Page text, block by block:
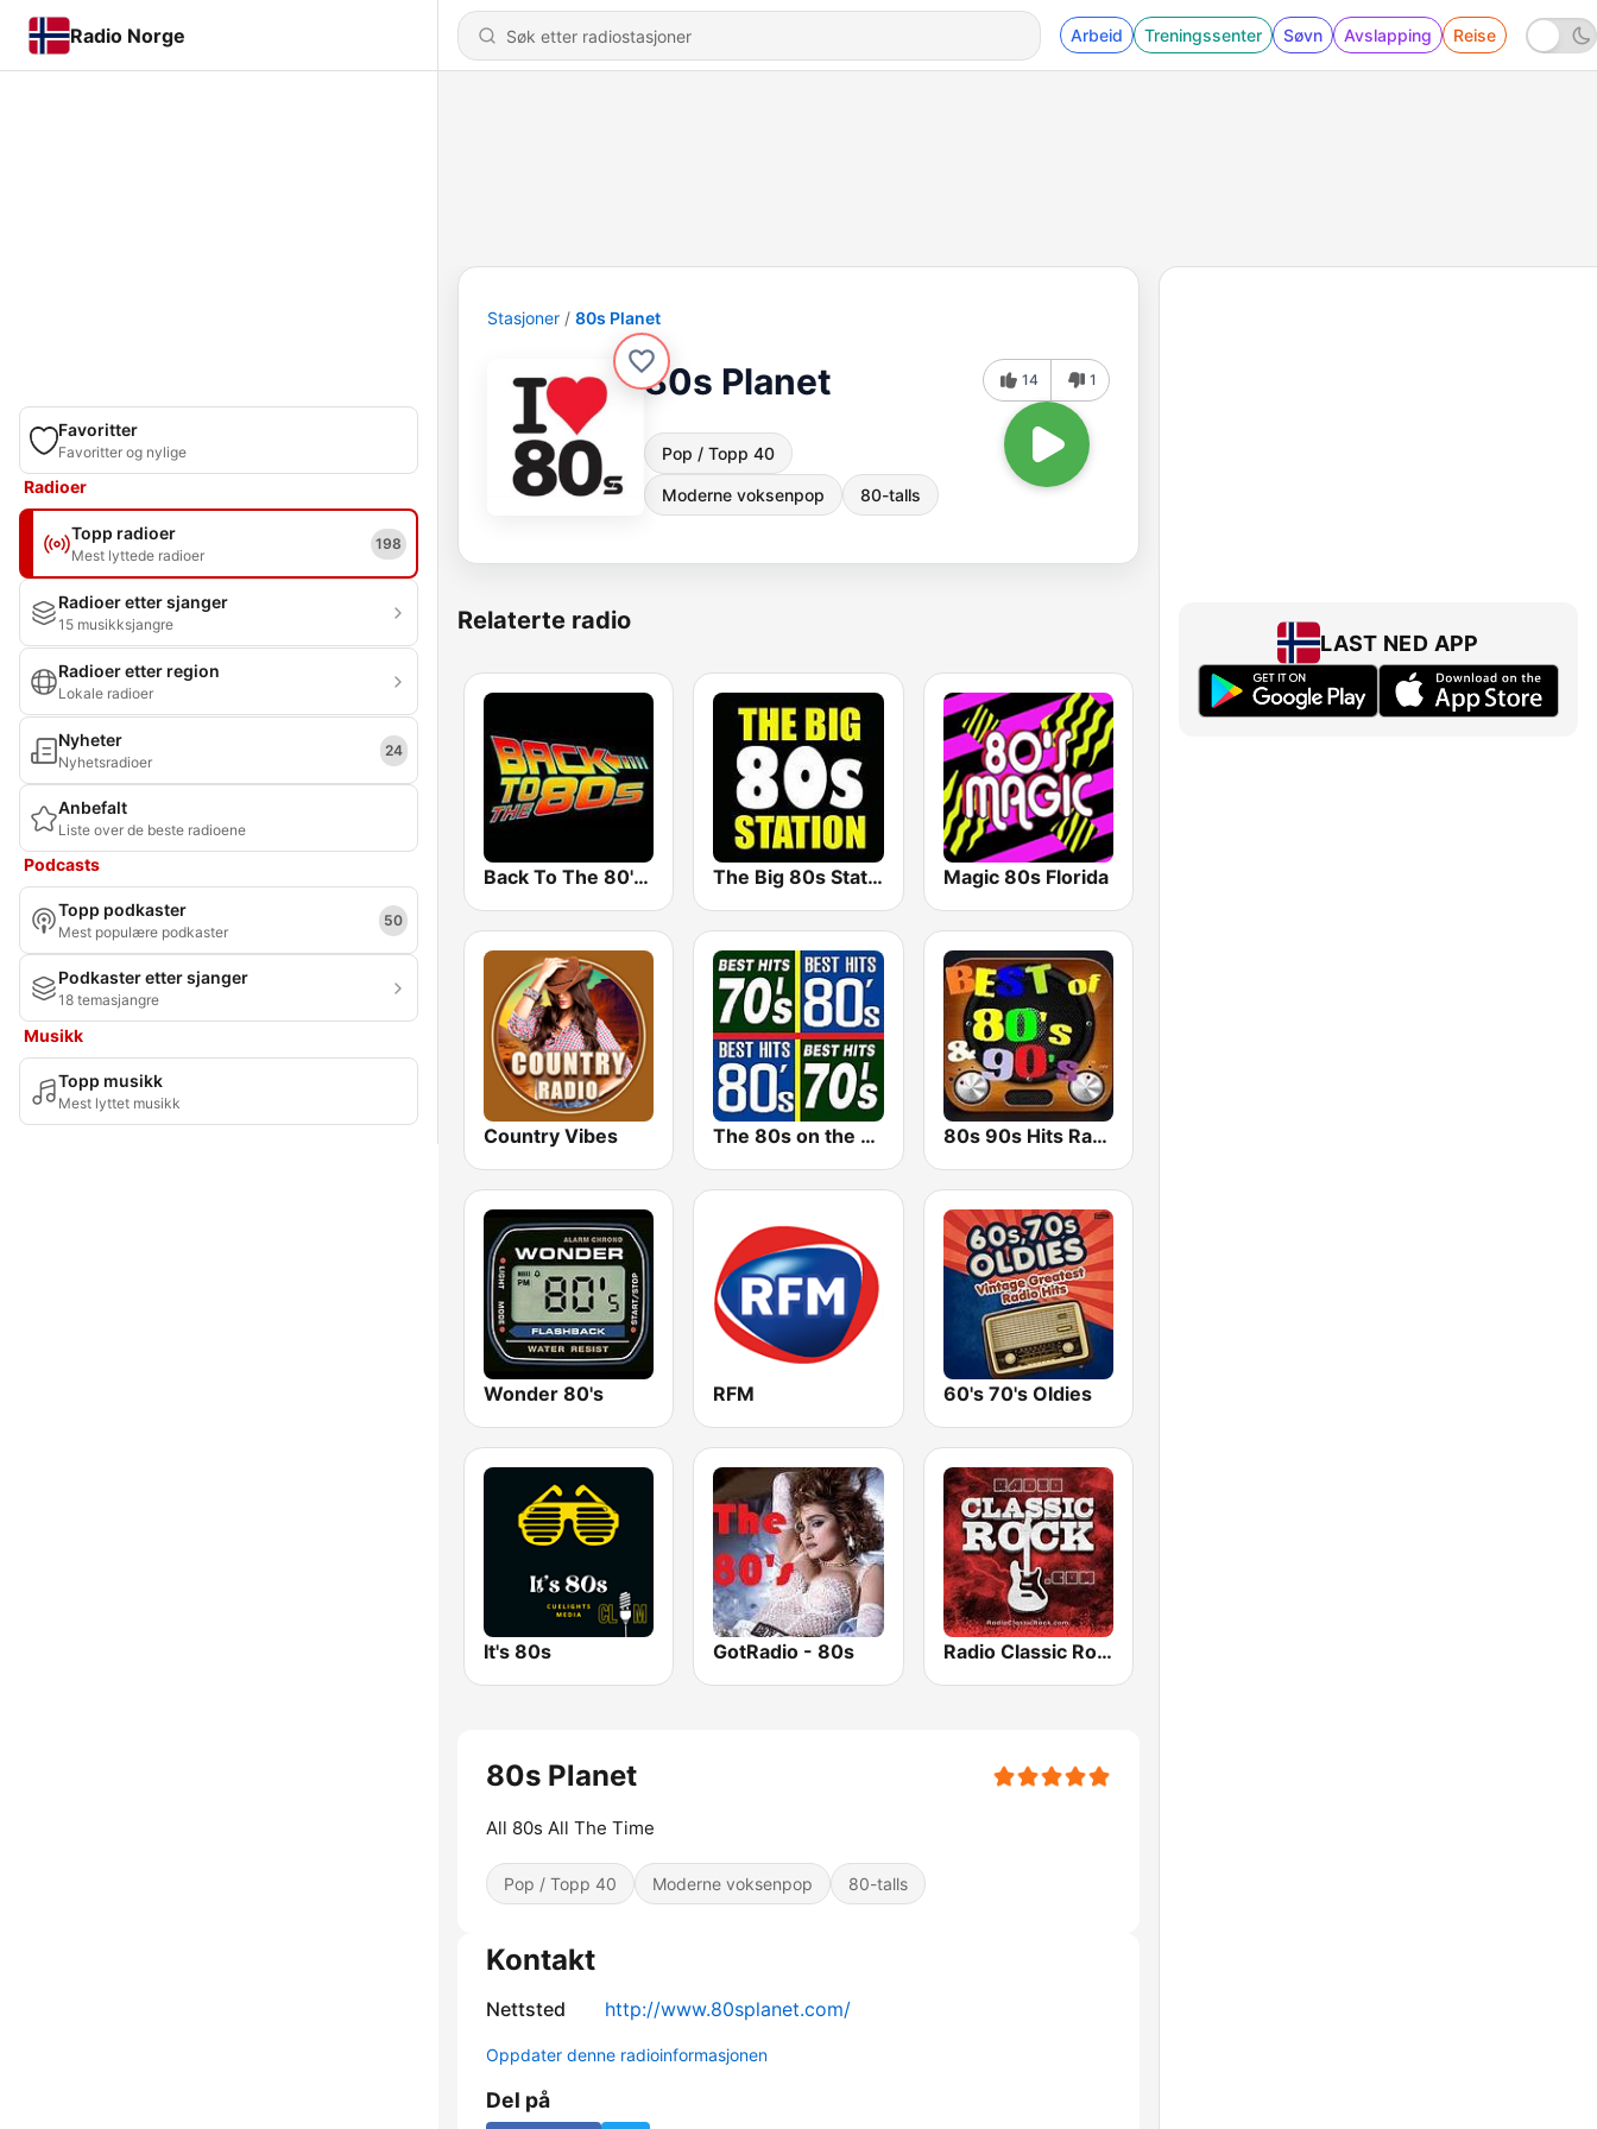
Radio Norge Arbeid Treningssenter Søvn Avslapping Reise
Favoritter
Favoritter og nylige
Radioer
Topp radioer
Mest lyttede radioer
198
Radioer etter sjanger
15 musikksjangre
Radioer etter region
Lokale radioer
Nyheter
Nyhetsradioer
24
Anbefalt
Liste over de beste radioene
Podcasts
Topp podkaster
Mest populære podkaster
50
Podkaster etter sjanger
18 temasjangre
Musikk
Topp musikk
Mest lyttet musikk
Stasjoner 80s Planet
80s Planet
Pop / Topp 40
Moderne voksenpop 80-talls
14 1
Relaterte radio
Back To The 80's Radio The Big 80s Station Magic 80s Florida
Country Vibes The 80s on the 80s 80s 90s Hits Radio
Wonder 80's RFM 60's 70's Oldies
It's 80s GotRadio - 80s Radio Classic Rock
80s Planet
All 80s All The Time
Pop / Topp 40 Moderne voksenpop 80-talls
Kontakt
Nettsted http://www.80splanet.com/
Oppdater denne radioinformasjonen
Del på
LAST NED APP